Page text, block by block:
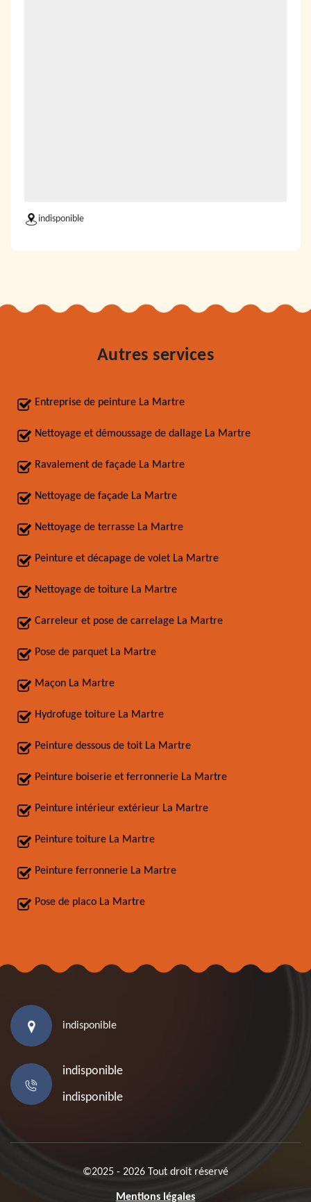
indisponible
Autres services
Entreprise de peinture La Martre
Nettoyage et démoussage de dallage La Martre
Ravalement de façade La Martre
Nettoyage de façade La Martre
Nettoyage de terrasse La Martre
Peinture et décapage de volet La Martre
Nettoyage de toiture La Martre
Carreleur et pose de carrelage La Martre
Pose de parquet La Martre
Maçon La Martre
Hydrofuge toiture La Martre
Peinture dessous de toit La Martre
Peinture boiserie et ferronnerie La Martre
Peinture intérieur extérieur La Martre
Peinture toiture La Martre
Peinture ferronnerie La Martre
Pose de placo La Martre
indisponible
indisponible
indisponible
©2025 - 2026 Tout droit réservé
Mentions légales